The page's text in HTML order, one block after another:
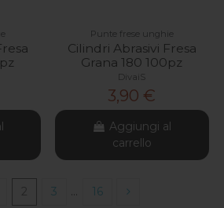
Punte frese unghie
Cilindri Abrasivi Fresa
Grana 180 100pz
DivaiS
3,90 €
Aggiungi al
carrello
2 3 … 16